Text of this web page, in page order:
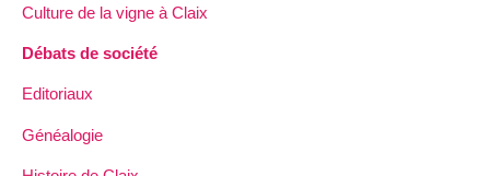
Culture de la vigne à Claix
Débats de société
Editoriaux
Généalogie